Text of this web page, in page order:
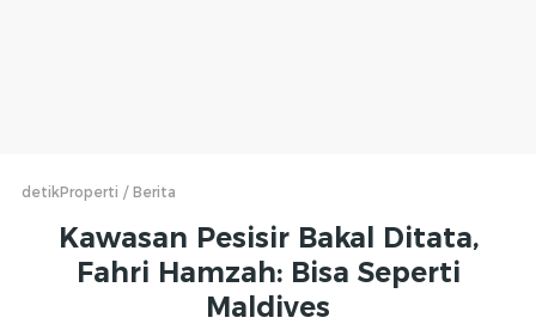
detikProperti Berita
Kawasan Pesisir Bakal Ditata,
Fahri Hamzah: Bisa Seperti
Maldives